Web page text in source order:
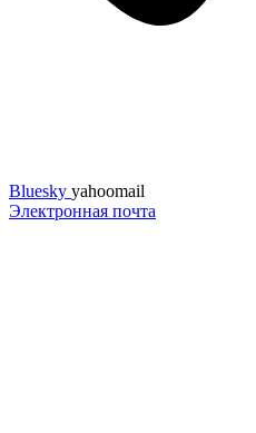
Bluesky yahoomail
Электронная почта